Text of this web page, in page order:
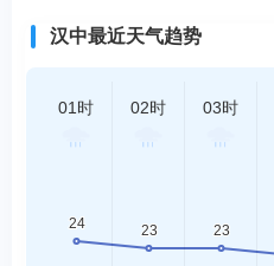
汉中最近天气趋势
01时 02时 03时